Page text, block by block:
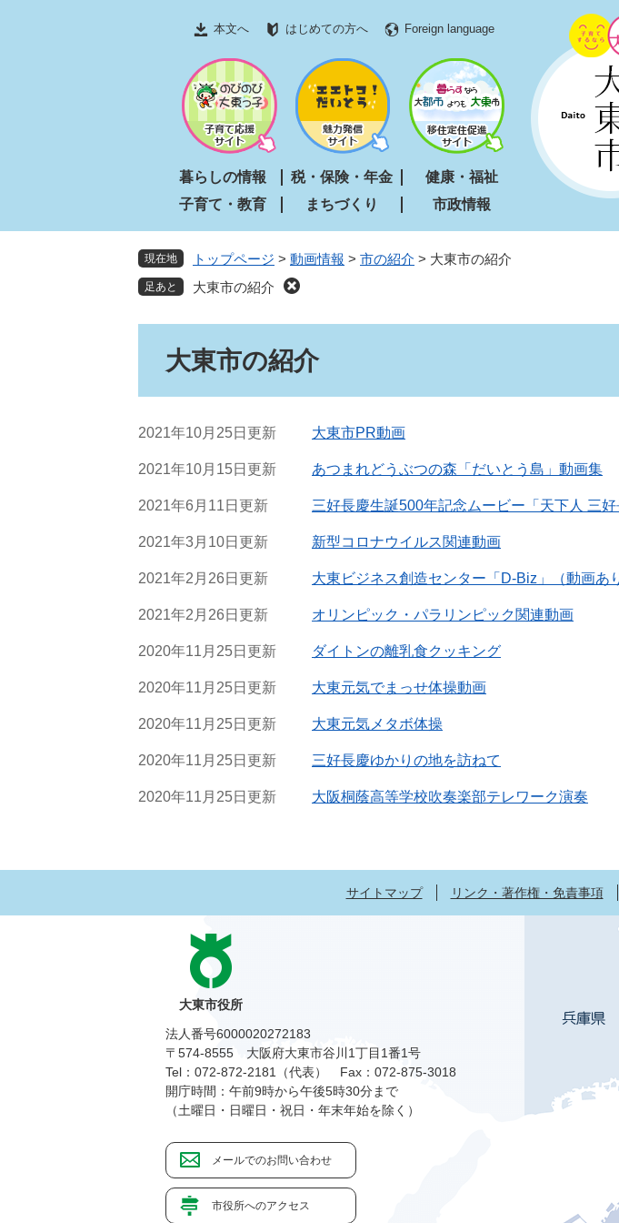
文
本文へ はじめての方へ Foreign language
暮らしの情報 税・保険・年金
健康・福祉
子育て・教育
まちづくり 市政情報
現在地 トップページ > 動画情報 > 市の紹介 > 大東市の紹介
大東市の紹介
大東市の紹介
2021年10月25日更新 大東市PR動画
2021年10月15日更新 あつまれどうぶつの森「だいとう島」動画集
2021年6月11日更新 三好長慶生誕500年記念ムービー「天下人 三好
2021年3月10日更新 新型コロナウイルス関連動画
2021年2月26日更新 大東ビジネス創造センター「D-Biz」（動画あ
2021年2月26日更新 オリンピック・パラリンピック関連動画
2020年11月25日更新 ダイトンの離乳食クッキング
2020年11月25日更新 大東元気でまっせ体操動画
2020年11月25日更新 大東元気メタボ体操
2020年11月25日更新 三好長慶ゆかりの地を訪ねて
2020年11月25日更新 大阪桐蔭高等学校吹奏楽部テレワーク演奏
サイトマップ リンク・著作権・免責事項
大東市役所
法人番号6000020272183
〒574-8555 大阪府大東市谷川1丁目1番1号
Tel：072-872-2181（代表）
Fax：072-875-3018
開庁時間：午前9時から午後5時30分まで
（土曜日・日曜日・祝日・年末年始を除く）
メールでのお問い合わせ
市役所へのアクセス